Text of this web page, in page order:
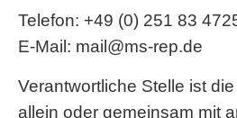
Telefon: +49 (0) 251 83
E-Mail: mail@ms-rep.de
Verantwortliche Stelle ist
allein oder gemeinsam mit